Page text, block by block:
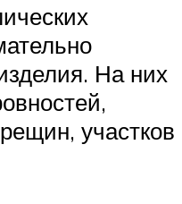
На них
участков